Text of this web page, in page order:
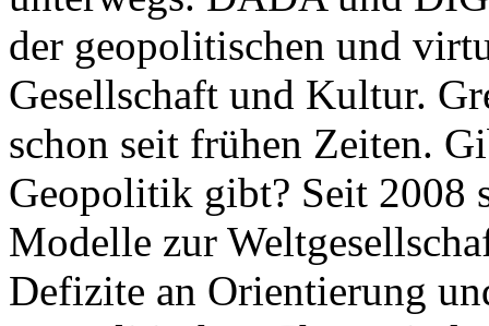
der geopolitischen und
Gesellschaft und Kultur.
schon seit frühen Zeiten.
Geopolitik gibt? Seit 2008
Modelle zur
Defizite an Orientierung